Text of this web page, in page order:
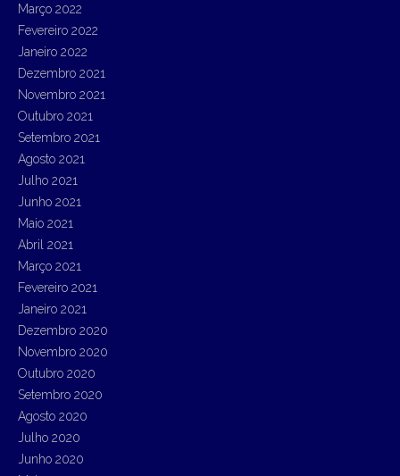
Março 2022
Fevereiro 2022
Janeiro 2022
Dezembro 2021
Novembro 2021
Outubro 2021
Setembro 2021
Agosto 2021
Julho 2021
Junho 2021
Maio 2021
Abril 2021
Março 2021
Fevereiro 2021
Janeiro 2021
Dezembro 2020
Novembro 2020
Outubro 2020
Setembro 2020
Agosto 2020
Julho 2020
Junho 2020